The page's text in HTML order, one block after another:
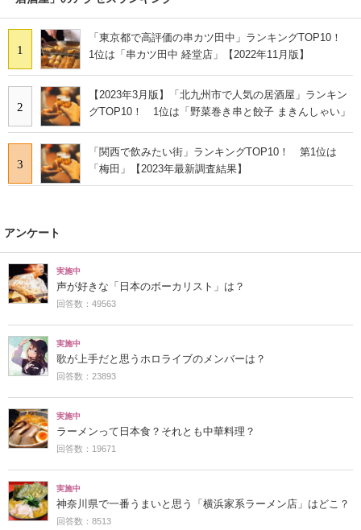
1
「東京都で高評価の串カツ田中」ランキングTOP10！
1位は「串カツ田中 経堂店」【2022年11月版】
2
【2023年3月版】「北九州市で人気の居酒屋」ランキン
グTOP10！ 1位は「野菜巻き串と餃子 まきんしゃい」
3
「関西で飲みたい街」ランキングTOP10！ 第1位は
「梅田」【2023年最新調査結果】
アンケート
実施中
声が好きな「日本のボーカリスト」は？
回答数：49563
実施中
歌が上手だと思うホロライブのメンバーは？
回答数：23893
実施中
ラーメンって日本食？それとも中華料理？
回答数：19671
実施中
神奈川県で一番うまいと思う「横浜家系ラーメン店」はどこ？
回答数：8513